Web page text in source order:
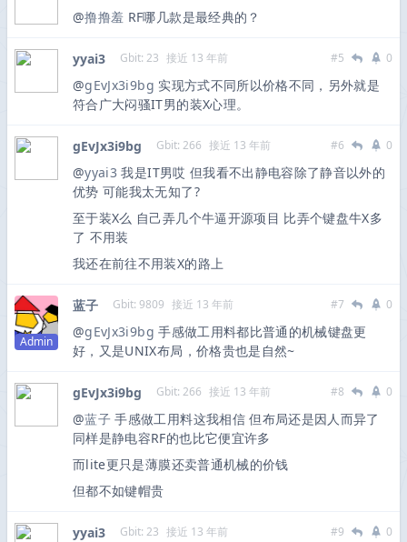
@撸撸羞 RF哪几款是最经典的？
yyai3 Gbit: 23 接近 13 年前 #5 0
@gEvJx3i9bg 实现方式不同所以价格不同，另外就是
符合广大闷骚IT男的装X心理。
gEvJx3i9bg Gbit: 266 接近 13 年前 #6 0
@yyai3 我是IT男哎 但我看不出静电容除了静音以外的
优势 可能我太无知了?
至于装X么 自己弄几个牛逼开源项目 比弄个键盘牛X多
了 不用装
我还在前往不用装X的路上
Admin
蓝子 Gbit: 9809 接近 13 年前 #7 0
@gEvJx3i9bg 手感做工用料都比普通的机械键盘更
好，又是UNIX布局，价格贵也是自然~
gEvJx3i9bg Gbit: 266 接近 13 年前 #8 0
@蓝子 手感做工用料这我相信 但布局还是因人而异了
同样是静电容RF的也比它便宜许多
而lite更只是薄膜还卖普通机械的价钱
但都不如键帽贵
yyai3 Gbit: 23 接近 13 年前 #9 0